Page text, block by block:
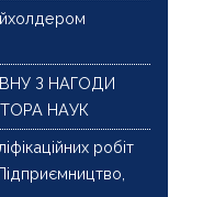
З НАГОДИ
НАУК
робіт